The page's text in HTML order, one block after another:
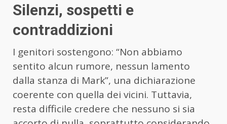
Silenzi, sospetti e
contraddizioni
I genitori sostengono: “Non abbiamo
sentito alcun rumore, nessun lamento
dalla stanza di Mark”, una dichiarazione
coerente con quella dei vicini. Tuttavia,
resta difficile credere che nessuno si sia